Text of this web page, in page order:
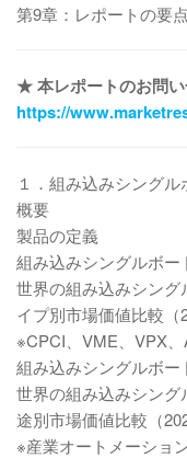
第9章：レポートの要点
★ 本レポートのお問
https://
１．組み込みシング
概要
製品の定義
組み込みシングルボ
世界の組み込みシング
イプ別市場価値比較（
※CPCI、VME、VPX
組み込みシングルボ
世界の組み込みシン
途別市場価値比較（
※産業オートメーショ